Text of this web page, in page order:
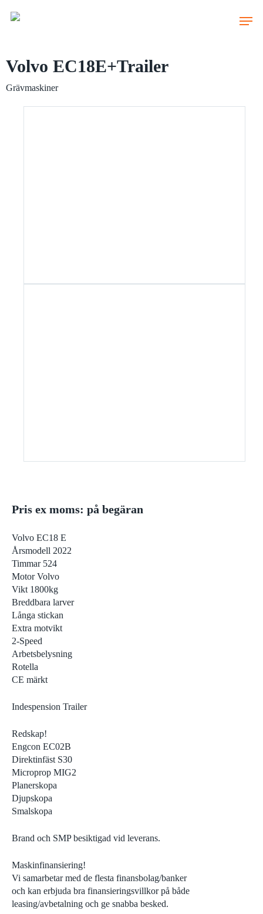
Volvo EC18E+Trailer
Grävmaskiner
Pris ex moms: på begäran
Volvo EC18 E
Årsmodell 2022
Timmar 524
Motor Volvo
Vikt 1800kg
Breddbara larver
Långa stickan
Extra motvikt
2-Speed
Arbetsbelysning
Rotella
CE märkt
Indespension Trailer
Redskap!
Engcon EC02B
Direktinfäst S30
Microprop MIG2
Planerskopa
Djupskopa
Smalskopa
Brand och SMP besiktigad vid leverans.
Maskinfinansiering!
Vi samarbetar med de flesta finansbolag/banker
och kan erbjuda bra finansieringsvillkor på både
leasing/avbetalning och ge snabba besked.